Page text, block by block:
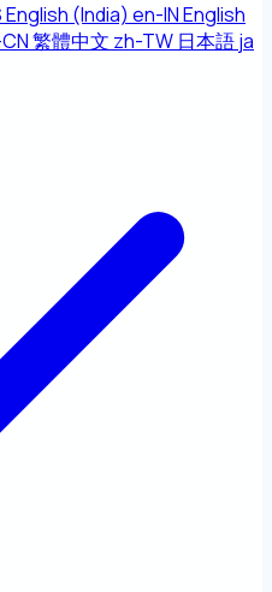
English (India) en-INEnglish
繁體中文 zh-TW 日本語ja